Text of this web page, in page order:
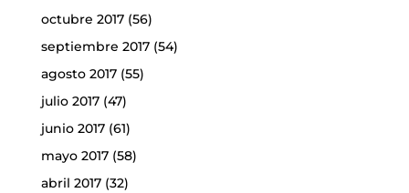
octubre 2017(56)
septiembre 2017(54)
agosto 2017(55)
julio 2017(47)
junio 2017(61)
mayo 2017(58)
abril 2017(32)